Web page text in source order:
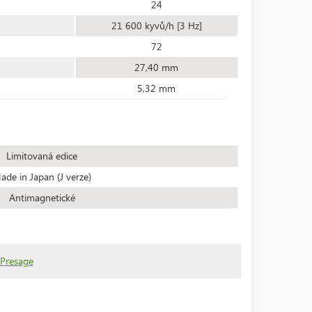
24
21 600 kyvů/h [3 Hz]
72
27,40 mm
5,32 mm
Limitovaná edice
in Japan (J verze)
Antimagnetické